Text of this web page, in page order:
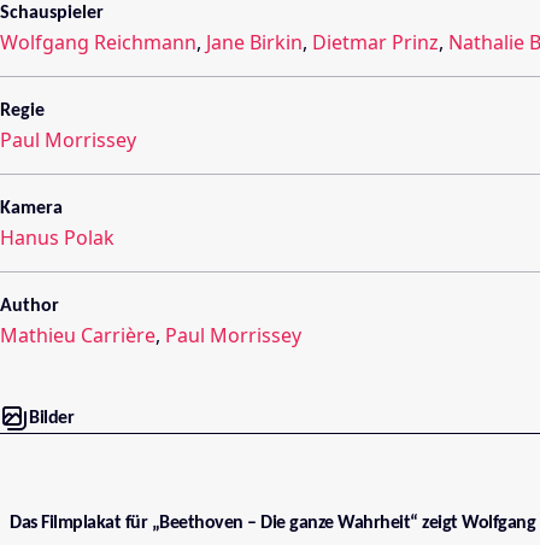
Schauspieler
Wolfgang Reichmann, Jane Birkin, Dietmar Prinz, Nathalie
Regie
Paul Morrissey
Kamera
Hanus Polak
Author
Mathieu Carrière, Paul Morrissey
Bilder
Das Filmplakat für „Beethoven – Die ganze Wahrheit“ zeigt